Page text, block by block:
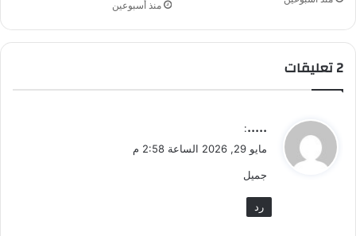
منذ أسبوعين
‫2 تعليقات
ل
.....
:
مايو 29, 2026 الساعة 2:58 م
جميل
رد